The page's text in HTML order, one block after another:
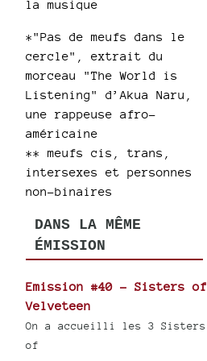
la musique
*"Pas de meufs dans le
cercle", extrait du
morceau "The World is
Listening" d’Akua Naru,
une rappeuse afro-
américaine
** meufs cis, trans,
intersexes et personnes
non-binaires
DANS LA MÊME
ÉMISSION
Emission #40 - Sisters of
Velveteen
On a accueilli les 3 Sisters
of